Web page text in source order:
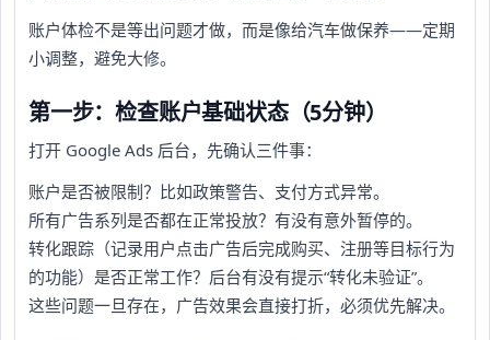
账户体检不是等出问题才做，而是像给汽车做保养——定期
小调整，避免大修。
第一步：检查账户基础状态（5分钟）
打开 Google Ads 后台，先确认三件事：
账户是否被限制？比如政策警告、支付方式异常。
所有广告系列是否都在正常投放？有没有意外暂停的。
转化跟踪（记录用户点击广告后完成购买、注册等目标行为
的功能）是否正常工作？后台有没有提示“转化未验证”。
这些问题一旦存在，广告效果会直接打折，必须优先解决。